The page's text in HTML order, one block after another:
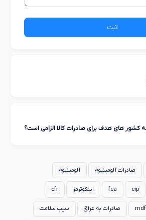
ثبت
کشور های هدف برای صادرات کالا الزامی است؟
صادرات آلومینیوم آلومینیوم
cip
fca اینکوترمز cfr
صادرات به عراق سیب سلامت